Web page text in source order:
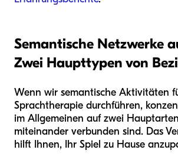
Semantische Netzwerke
Zwei Haupttypen von
Wenn wir semantische Aktivitäten
Sprachtherapie durchführen,
im Allgemeinen auf zwei
miteinander verbunden sind. Das
hilft Ihnen, Ihr Spiel zu Hause